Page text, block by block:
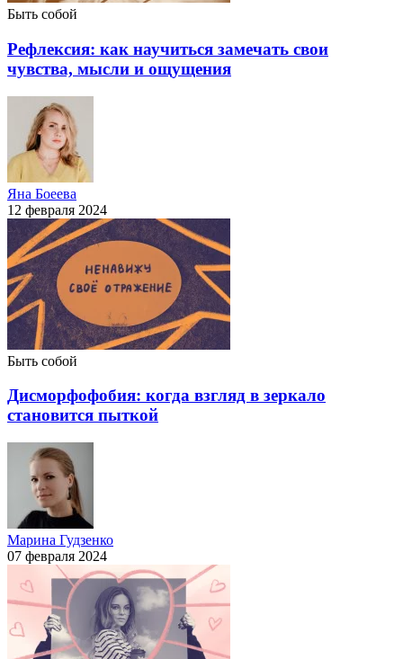
Быть собой
Рефлексия: как научиться замечать свои
чувства, мысли и ощущения
Яна Боеева
12 февраля 2024
Быть собой
Дисморфофобия: когда взгляд в зеркало
становится пыткой
Марина Гудзенко
07 февраля 2024